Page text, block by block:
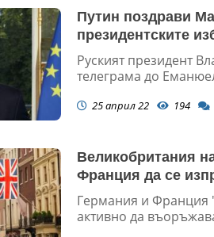
Путин поздрави
президентските
Руският президент
телеграма до
25 април 22 194
Великобритания
Франция да се
Германия и Франция
активно да